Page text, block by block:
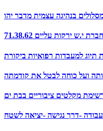
בנהיגה עצמית מדבר יהו
חברת י.ש ירקות עליים
למעבדות רפואיות ביקורת
מקלטים ציבוריים בבת ים
-דרך נגישה -יציאה לשטח